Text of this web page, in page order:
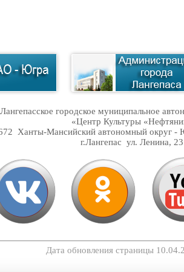
Лангепасское городское муниципальное
«Центр Культуры
Ханты-Мансийский автономный округ -
г.Лангепас ул. Ленина, 23
Дата обновления страницы